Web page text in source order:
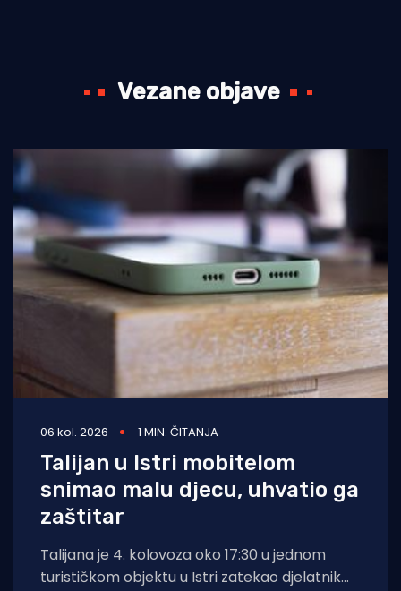
Vezane objave
06 kol. 2026 1 MIN. ČITANJA
Talijan u Istri mobitelom
snimao malu djecu, uhvatio ga
zaštitar
Talijana je 4. kolovoza oko 17:30 u jednom
turističkom objektu u Istri zatekao djelatnik